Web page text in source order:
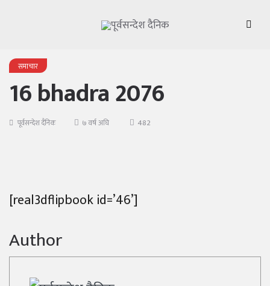
समाचार
16 bhadra 2076
पूर्वसन्देश दैनिक ७ वर्ष अघि 482
[real3dflipbook id=’46’]
Author